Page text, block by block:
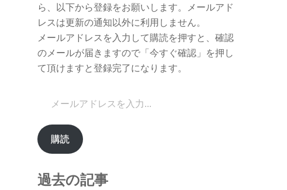
ら、以下から登録をお願いします。メールアド
レスは更新の通知以外に利用しません。
メールアドレスを入力して購読を押すと、確認
のメールが届きますので「今すぐ確認」を押し
て頂けますと登録完了になります。
購読
過去の記事